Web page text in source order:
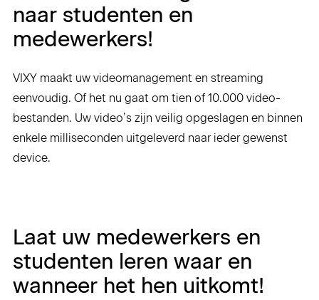
naar studenten en
medewerkers!
VIXY maakt uw videomanagement en streaming
eenvoudig. Of het nu gaat om tien of 10.000 video-
bestanden. Uw video’s zijn veilig opgeslagen en binnen
enkele milliseconden uitgeleverd naar ieder gewenst
device.
Laat uw medewerkers en
studenten leren waar en
wanneer het hen uitkomt!